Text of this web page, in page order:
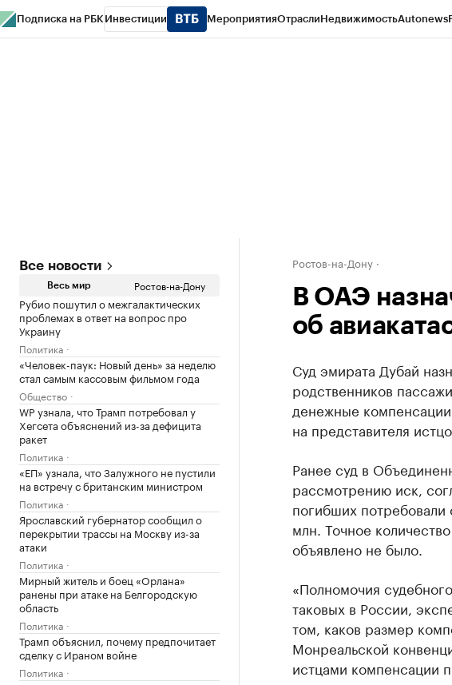
Подписка на РБК Инвестиции МероприятияОтраслиНедвижимостьAutonews
Все новости
Весь мир Ростов-на-Дону
Рубио пошутил о межгалактических
проблемах в ответ на вопрос про
Украину
Политика
«Человек-паук: Новый день» за неделю
стал самым кассовым фильмом года
Общество
WP узнала, что Трамп потребовал у
Хегсета объяснений из-за дефицита
ракет
Политика
«ЕП» узнала, что Залужного не пустили
на встречу с британским министром
Политика
Ярославский губернатор сообщил о
перекрытии трассы на Москву из-за
атаки
Политика
Мирный житель и боец «Орлана»
ранены при атаке на Белгородскую
область
Политика
Трамп объяснил, почему предпочитает
сделку с Ираном войне
Политика
Ростов-на-Дону
В ОАЭ
об
Суд эмирата Дубай
родственников
денежные
на представителя
Ранее суд в
рассмотрению иск,
погибших
млн. Точное
объявлено не было.
«Полномочия
таковых в России,
том, каков размер
Монреальской
истцами компенсации